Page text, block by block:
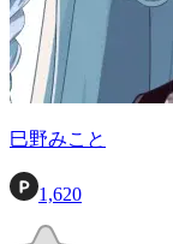
巳野みこと
1,620